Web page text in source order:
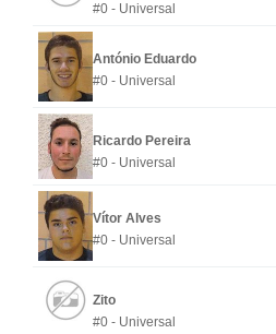
#0 - Universal
António Eduardo
#0 - Universal
Ricardo Pereira
#0 - Universal
Vítor Alves
#0 - Universal
Zito
#0 - Universal